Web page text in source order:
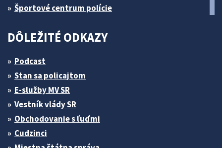
Športové centrum polície
DÔLEŽITÉ ODKAZY
Podcast
Stan sa policajtom
E-služby MV SR
Vestník vlády SR
Obchodovanie s ľuďmi
Cudzinci